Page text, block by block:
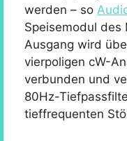
werden – so
Speisemodul des
Ausgang wird
vierpoligen cW-
verbunden und
80Hz-
tieffrequenten